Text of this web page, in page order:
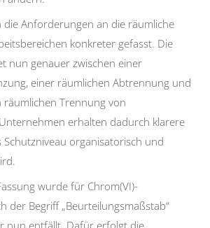
Anforderungen an die räumliche
konkreter gefasst. Die
nun genauer zwischen einer
einer räumlichen Abtrennung und
räumlichen Trennung von
erhalten dadurch klarere
Schutzniveau organisatorisch und
wurde für Chrom(VI)-
der Begriff „Beurteilungsmaßstab“
nun entfällt. Dafür erfolgt die